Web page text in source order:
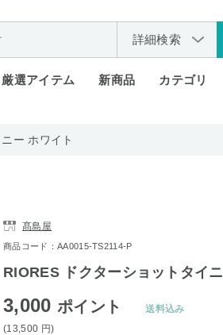
詳細検索
厳選アイテム 新商品 カテゴリ
ー ホワイト
髙島屋
商品コード：AA0015-TS2114-P
RIORES ドクターショットタイ
3,000 ポイント
(13,500 円)
送料込み